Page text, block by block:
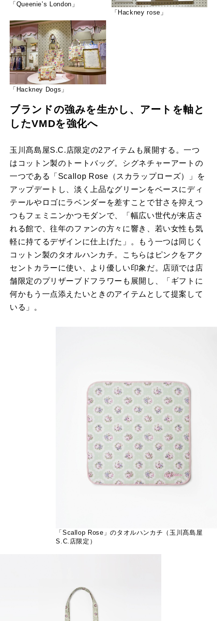
「Queenie’s London」
「Hackney rose」
「Hackney Dogs」
ブランドの強みを生かし、アートを軸と
したVMDを強化へ
玉川髙島屋S.C.店限定の2アイテムも展開する。一つ
はコットン製のトートバッグ。シグネチャーアートの
一つである「Scallop Rose（スカラップローズ）」を
アップデートし、淡く上品なグリーンをベースにディ
テールやロゴにラベンダーを差すことで甘さを抑えつ
つもフェミニンかつモダンで、「幅広い世代が来店さ
れる館で、往年のファンの方々に響き、若い女性も気
軽に持てるデザインに仕上げた」。もう一つは同じく
コットン製のタオルハンカチ。こちらはピンクをアク
セントカラーに使い、より優しい印象だ。店頭では店
舗限定のプリザーブドフラワーも展開し、「ギフトに
何かもう一点添えたいときのアイテムとして提案して
いる」。
「Scallop Rose」のタオルハンカチ（玉川髙島屋
S.C.店限定）